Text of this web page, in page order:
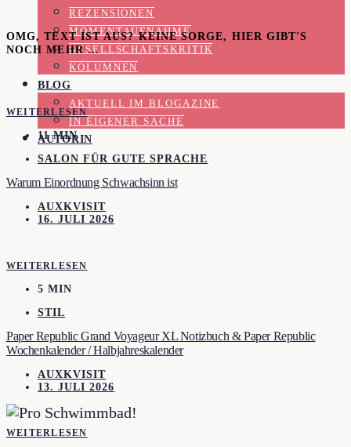
REZENSIONEN
MOMENTAUFNAHME
GESELLSCHAFTSKRITIK
KOLUMNEN
BLOG
AKTUELL IM BLOGAZINE
IN EIGENER SACHE
AUTORIN
OMG, TEXT IST AUS? KEINE SORGE, HIER GIBT'S
NOCH MEHR …
WEITERLESEN
11 MIN
SALON FÜR GUTE SPRACHE
Warum Einordnung Schwachsinn ist
AUXKVISIT
16. JULI 2026
WEITERLESEN
5 MIN
STIL
Paper Republic Grand Voyageur XL Notizbuch & Paper Republic
Wochenkalender / Halbjahreskalender
AUXKVISIT
13. JULI 2026
WEITERLESEN